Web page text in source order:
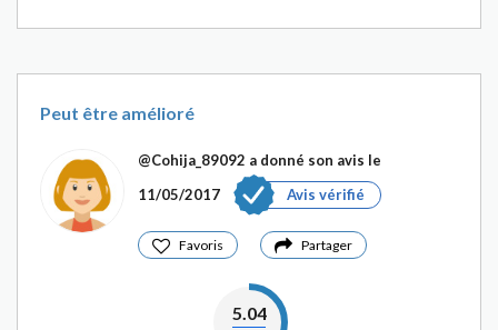
Peut être amélioré
@Cohija_89092 a donné son avis le
11/05/2017
Avis vérifié
Favoris Partager
5.04